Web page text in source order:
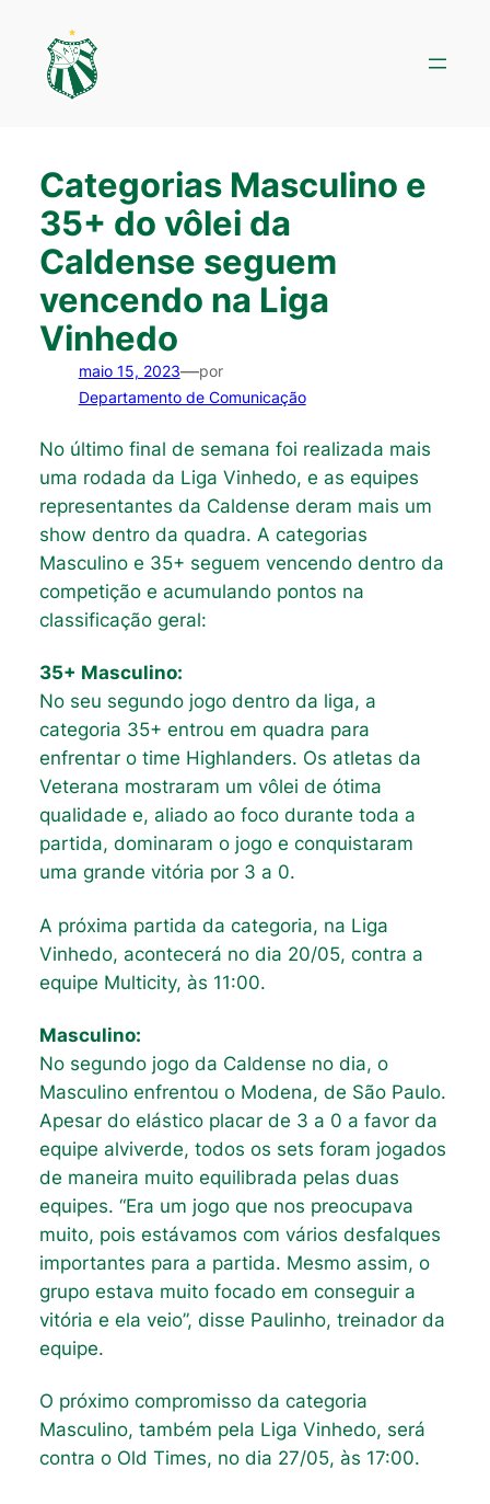
conteúdo
Categorias Masculino e
35+ do vôlei da
Caldense seguem
vencendo na Liga
Vinhedo
maio 15, 2023—por
Departamento de Comunicação
No último final de semana foi realizada mais
uma rodada da Liga Vinhedo, e as equipes
representantes da Caldense deram mais um
show dentro da quadra. A categorias
Masculino e 35+ seguem vencendo dentro da
competição e acumulando pontos na
classificação geral:
35+ Masculino:
No seu segundo jogo dentro da liga, a
categoria 35+ entrou em quadra para
enfrentar o time Highlanders. Os atletas da
Veterana mostraram um vôlei de ótima
qualidade e, aliado ao foco durante toda a
partida, dominaram o jogo e conquistaram
uma grande vitória por 3 a 0.
A próxima partida da categoria, na Liga
Vinhedo, acontecerá no dia 20/05, contra a
equipe Multicity, às 11:00.
Masculino:
No segundo jogo da Caldense no dia, o
Masculino enfrentou o Modena, de São Paulo.
Apesar do elástico placar de 3 a 0 a favor da
equipe alviverde, todos os sets foram jogados
de maneira muito equilibrada pelas duas
equipes. “Era um jogo que nos preocupava
muito, pois estávamos com vários desfalques
importantes para a partida. Mesmo assim, o
grupo estava muito focado em conseguir a
vitória e ela veio”, disse Paulinho, treinador da
equipe.
O próximo compromisso da categoria
Masculino, também pela Liga Vinhedo, será
contra o Old Times, no dia 27/05, às 17:00.